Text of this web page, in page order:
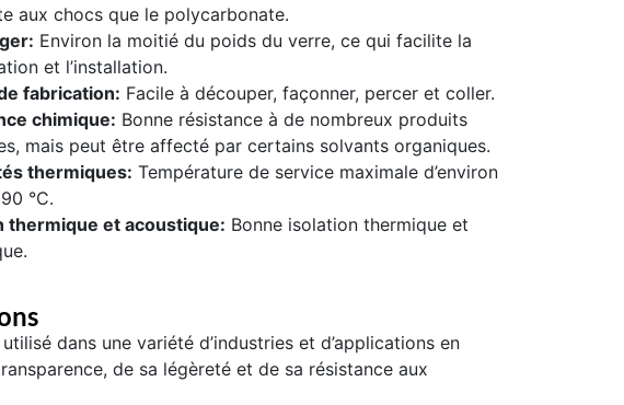
aux chocs que le polycarbonate.
Environ la moitié du poids du verre, ce qui facilite la
et l’installation.
fabrication: Facile à découper, façonner, percer et coller.
chimique: Bonne résistance à de nombreux produits
mais peut être affecté par certains solvants organiques.
thermiques: Température de service maximale d’environ
°C.
thermique et acoustique: Bonne isolation thermique et
dans une variété d’industries et d’applications en
de sa légèreté et de sa résistance aux